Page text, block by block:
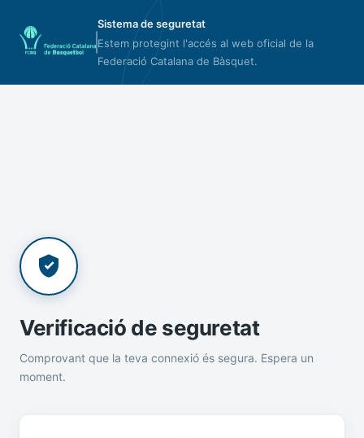
Sistema de seguretat
Estem protegint l'accés al web oficial de la
Federació Catalana de Bàsquet.
Verificació de seguretat
Comprovant que la teva connexió és segura. Espera un
moment.